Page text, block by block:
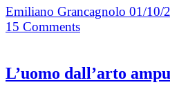
Emiliano Grancagnolo 01/10/
15 Comments
L’uomo dall’arto